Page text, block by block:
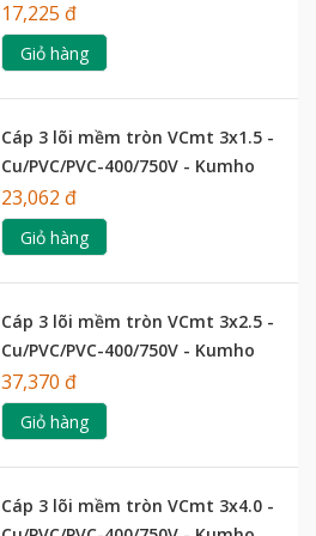
17,225 đ
Giỏ hàng
Cáp 3 lõi mềm tròn VCmt 3x1.5 -
Cu/PVC/PVC-400/750V - Kumho
23,062 đ
Giỏ hàng
Cáp 3 lõi mềm tròn VCmt 3x2.5 -
Cu/PVC/PVC-400/750V - Kumho
37,370 đ
Giỏ hàng
Cáp 3 lõi mềm tròn VCmt 3x4.0 -